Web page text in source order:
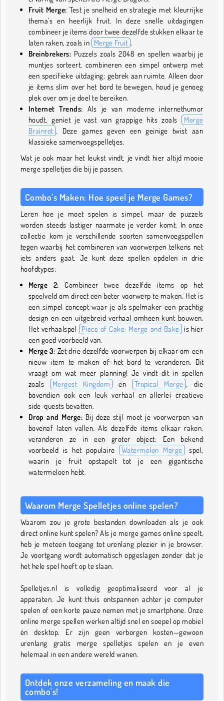
Fruit Merge: Test je snelheid en strategie met kleurrijke
thema's en heerlijk fruit. In deze snelle uitdagingen
combineer je items door twee dezelfde stukken elkaar te
laten raken, zoals in Merge Fruit .
Breinbrekers: Puzzels zoals 2048 en spellen waarbij je
muntjes sorteert, combineren een simpel ontwerp met
een specifieke uitdaging: gebrek aan ruimte. Alleen door
je items slim over het bord te bewegen, houd je genoeg
plek over om je doel te bereiken.
Internet Trends: Als je van moderne internethumor
houdt, geniet je vast van grappige hits zoals
Merge
Brainrot . Deze games geven een geinige twist aan
klassieke samenvoegspelletjes.
Wat je ook maar het leukst vindt, je vindt hier altijd mooie
merge spelletjes die bij je passen.
Combo’s Maken: Hoe speel je Merge Games?
Leren hoe je moet spelen is simpel, maar de puzzels
worden steeds lastiger naarmate je verder komt. In onze
collectie kom je verschillende soorten samenvoegspellen
tegen waarbij het combineren van voorwerpen telkens net
iets anders gaat. Je kunt deze spellen opdelen in drie
hoofdtypes:
Merge 2: Combineer twee dezelfde items op het
speelveld om direct een beter voorwerp te maken. Het is
een simpel concept waar je als spelmaker een prachtig
design en een uitgebreid verhaal omheen kunt bouwen.
Het verhaalspel
Piece of Cake: Merge and Bake is hier
een goed voorbeeld van.
Merge 3: Zet drie dezelfde voorwerpen bij elkaar om een
nieuw item te maken of het bord te veranderen. Dit
vraagt om wat meer planning! Je vindt dit in spellen
zoals
Mergest Kingdom en Tropical Merge , die
bovendien ook een leuk verhaal en allerlei creatieve
side-quests bevatten.
Drop and Merge: Bij deze stijl moet je voorwerpen van
bovenaf laten vallen. Als dezelfde items elkaar raken,
veranderen ze in een groter object. Een bekend
voorbeeld is het populaire
Watermelon Merge
spel,
waarin je fruit opstapelt tot je een gigantische
watermeloen hebt.
Waarom Merge Spelletjes online spelen?
Waarom zou je grote bestanden downloaden als je ook
direct online kunt spelen? Als je merge games online speelt,
heb je meteen toegang tot urenlang plezier in je browser.
Je voortgang wordt automatisch opgeslagen zonder dat je
het hele spel hoeft op te slaan.
Spelletjes.nl is volledig geoptimaliseerd voor al je
apparaten. Je kunt thuis ontspannen achter je computer
spelen of een korte pauze nemen met je smartphone. Onze
online merge spellen werken altijd snel en soepel op mobiel
én desktop. Er zijn geen verborgen kosten—gewoon
urenlang gratis merge spelletjes spelen en je even
helemaal in een andere wereld wanen.
Ontdek onze verzameling en maak die
combo's!